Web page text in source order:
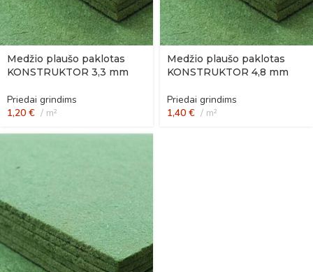
Medžio plaušo paklotas
KONSTRUKTOR 3,3 mm
Priedai grindims
1,20 € m²
Medžio plaušo paklotas
KONSTRUKTOR 4,8 mm
Priedai grindims
1,40 € m²